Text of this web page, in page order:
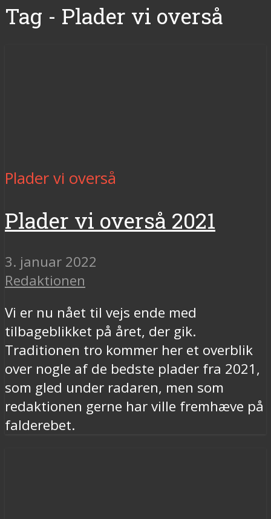
Tag - Plader vi overså
Plader vi overså
Plader vi overså 2021
3. januar 2022
Redaktionen
Vi er nu nået til vejs ende med
tilbageblikket på året, der gik.
Traditionen tro kommer her et overblik
over nogle af de bedste plader fra 2021,
som gled under radaren, men som
redaktionen gerne har ville fremhæve på
falderebet.